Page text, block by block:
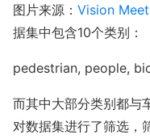
图片来源： Vision
据集中包含10个类别：
pedestrian, people,
而其中大部分类别都与
对数据集进行了筛选，